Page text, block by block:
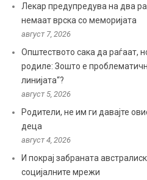
Лекар предупредува на два
немаат врска со меморијата
август 7, 2026
Општеството сака да раѓаат,
родиле: Зошто е
линијата“?
август 5, 2026
Родители, не им ги давајте
деца
август 4, 2026
И покрај забраната
социјалните мрежи